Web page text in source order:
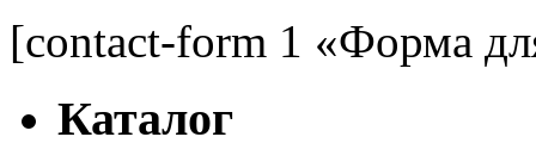
[contact-form 1 «Форма
Каталог